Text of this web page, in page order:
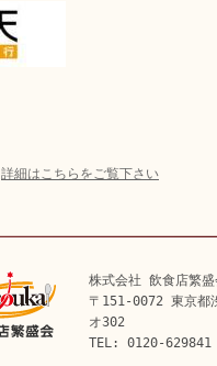
詳細はこちらをご覧下さい
株式会社 飲食店繁盛
〒151-0072 東京都
オ302
TEL: 0120-